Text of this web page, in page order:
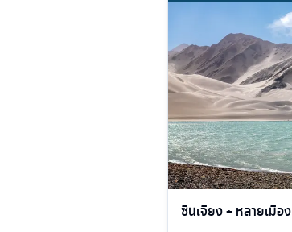
ซินเจียง + หลายเมือง